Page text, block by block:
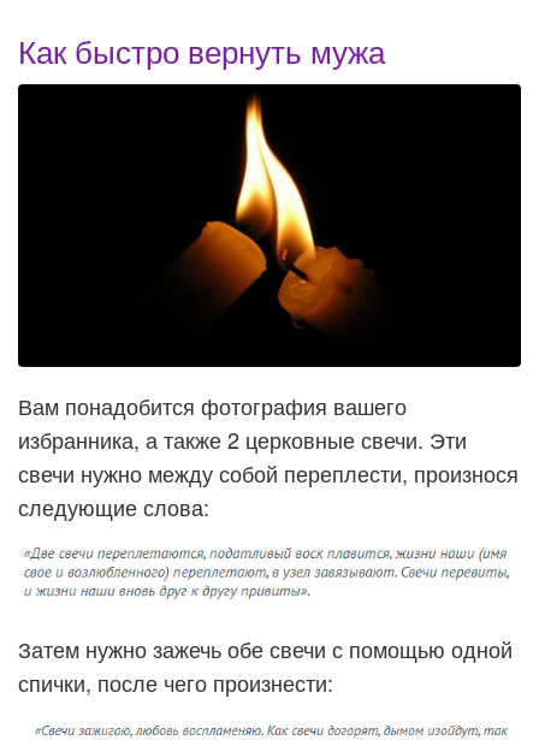
Как быстро вернуть мужа
Вам понадобится фотография вашего
избранника, а также 2 церковные свечи. Эти
свечи нужно между собой переплести, произнося
следующие слова:
Затем нужно зажечь обе свечи с помощью одной
спички, после чего произнести: